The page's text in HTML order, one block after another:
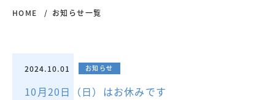
HOME お知らせ一覧
2024.10.01 お知らせ
10月20日（日）はお休みです